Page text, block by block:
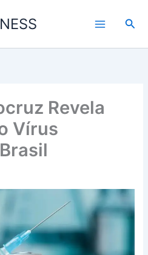
Revela
Vírus